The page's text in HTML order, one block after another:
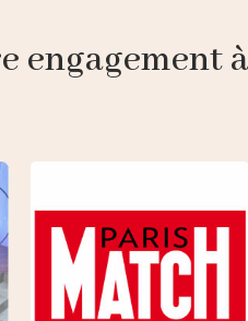
engagement